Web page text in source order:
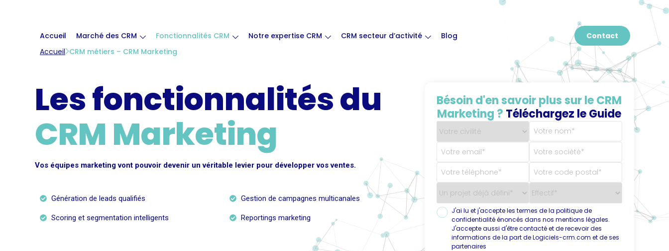
Accueil Marché des CRM Fonctionnalités CRM Notre expertise CRM CRM secteur d’activité Blog
Contact
Accueil CRM métiers – CRM Marketing
Les fonctionnalités du
CRM Marketing
Vos équipes marketing vont pouvoir devenir un véritable levier pour développer vos ventes.
Génération de leads qualifiés
Scoring et segmentation intelligents
Gestion de campagnes multicanales
Reportings marketing
Bésoin d'en savoir plus sur le CRM
Marketing ? Téléchargez le Guide
J'ai lu et j'accepte les termes de la politique de
confidentialité énoncés dans nos mentions légales.
J'accepte aussi d'être contacté et de recevoir des
informations de la part de Logiciels-crm.com et de ses
partenaires